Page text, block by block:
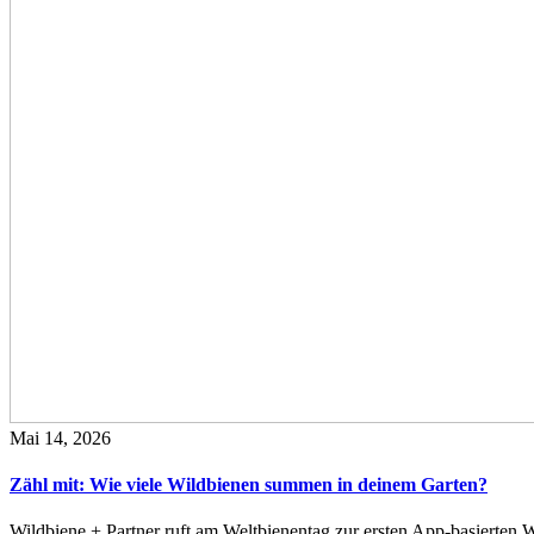
Mai 14, 2026
Zähl mit: Wie viele Wildbienen summen in deinem Garten?